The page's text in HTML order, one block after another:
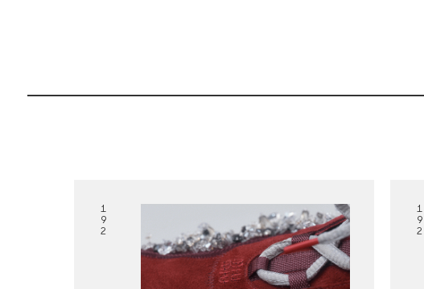
1
9
2
1
9
2